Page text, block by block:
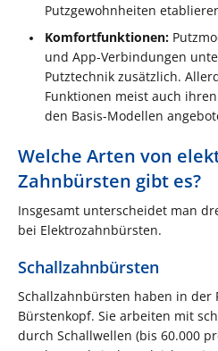
Putzgewohnheiten
Komfortfunktionen:
und App-Verbindungen
Putztechnik​ zusätzlich.
Funktionen meist auch
den Basis-Modellen
Welche Arten von
Zahnbürsten gibt es?
Insgesamt unterscheidet man
bei Elektrozahnbürsten.
Schallzahnbürsten
Schallzahnbürsten haben in der
Bürstenkopf. Sie arbeiten mit
durch Schallwellen (bis 60.000